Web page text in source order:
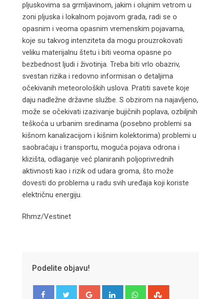
pljuskovima sa grmljavinom, jakim i olujnim vetrom u
zoni pljuska i lokalnom pojavom grada, radi se o
opasnim i veoma opasnim vremenskim pojavama,
koje su takvog intenziteta da mogu prouzrokovati
veliku materijalnu štetu i biti veoma opasne po
bezbednost ljudi i životinja. Treba biti vrlo obazriv,
svestan rizika i redovno informisan o detaljima
očekivanih meteoroloških uslova. Pratiti savete koje
daju nadležne državne službe. S obzirom na najavljeno,
može se očekivati izazivanje bujičnih poplava, ozbiljnih
teškoća u urbanim sredinama (posebno problemi sa
kišnom kanalizacijom i kišnim kolektorima) problemi u
saobraćaju i transportu, moguća pojava odrona i
klizišta, odlaganje već planiranih poljoprivrednih
aktivnosti kao i rizik od udara groma, što može
dovesti do problema u radu svih uređaja koji koriste
električnu energiju.
Rhmz/Vestinet
Podelite objavu!
Google+ LinkedIn Whatsapp